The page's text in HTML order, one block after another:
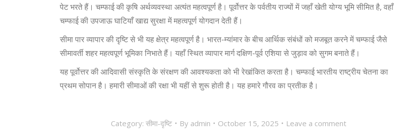
पेट भरते हैं। चम्फाई की कृषि अर्थव्यवस्था अत्यंत महत्वपूर्ण है। पूर्वोत्तर के पर्वतीय राज्यों में जहाँ खेती योग्य भूमि सीमित है, वहाँ
चम्फाई की उपजाऊ घाटियाँ खाद्य सुरक्षा में महत्वपूर्ण योगदान देती हैं।
सीमा पार व्यापार की दृष्टि से भी यह क्षेत्र महत्वपूर्ण है। भारत-म्यांमार के बीच आर्थिक संबंधों को मजबूत करने में चम्फाई जैसे
सीमावर्ती शहर महत्वपूर्ण भूमिका निभाते हैं। यहाँ स्थित व्यापार मार्ग दक्षिण-पूर्व एशिया से जुड़ाव को सुगम बनाते हैं।
यह पूर्वोत्तर की आदिवासी संस्कृति के संरक्षण की आवश्यकता को भी रेखांकित करता है। चम्फाई भारतीय राष्ट्रीय चेतना का
प्रथम सोपान है। हमारी सीमाओं की रक्षा भी यहीं से शुरू होती है। यह हमारे गौरव का प्रतीक है।
Category: सीमा-दृष्टि By admin October 15, 2025
Leave a comment